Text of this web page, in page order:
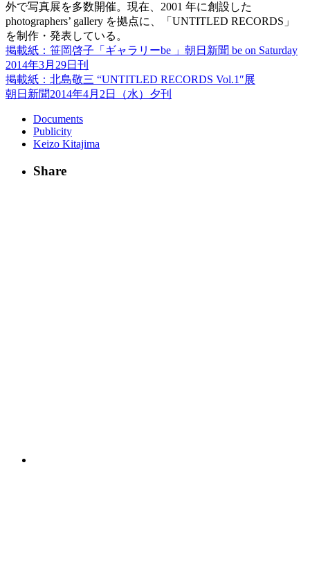
外で写真展を多数開催。現在、2001 年に創設した
photographers’ gallery を拠点に、「UNTITLED RECORDS」
を制作・発表している。
掲載紙：笹岡啓子「ギャラリーbe 」朝日新聞 be on Saturday
2014年3月29日刊
掲載紙：北島敬三 “UNTITLED RECORDS Vol.1″展
朝日新聞2014年4月2日（水）夕刊
Documents
Publicity
Keizo Kitajima
Share